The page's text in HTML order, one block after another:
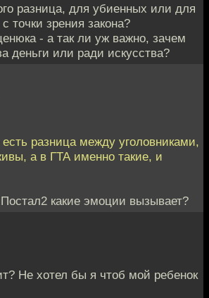
разница, для убиенных или для
точки зрения закона?
- а так ли уж важно, зачем
деньги или ради искусства?
разница между уголовниками,
а в ГТА именно такие, и
какие эмоции вызывает?
Не хотел бы я чтоб мой ребенок